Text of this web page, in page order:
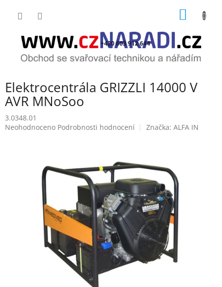
+420 603 912 644
Elektrocentrála GRIZZLI 14000 V
AVR MNoSoo
3.0348.01
Průměrné
Neohodnoceno Podrobnosti hodnocení Značka: ALFA IN